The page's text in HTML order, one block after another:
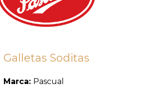
Galletas Soditas
Marca: Pascual